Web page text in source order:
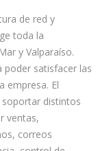
de red y
toda la
y Valparaíso.
poder satisfacer las
empresa. El
distintos
ventas,
correos